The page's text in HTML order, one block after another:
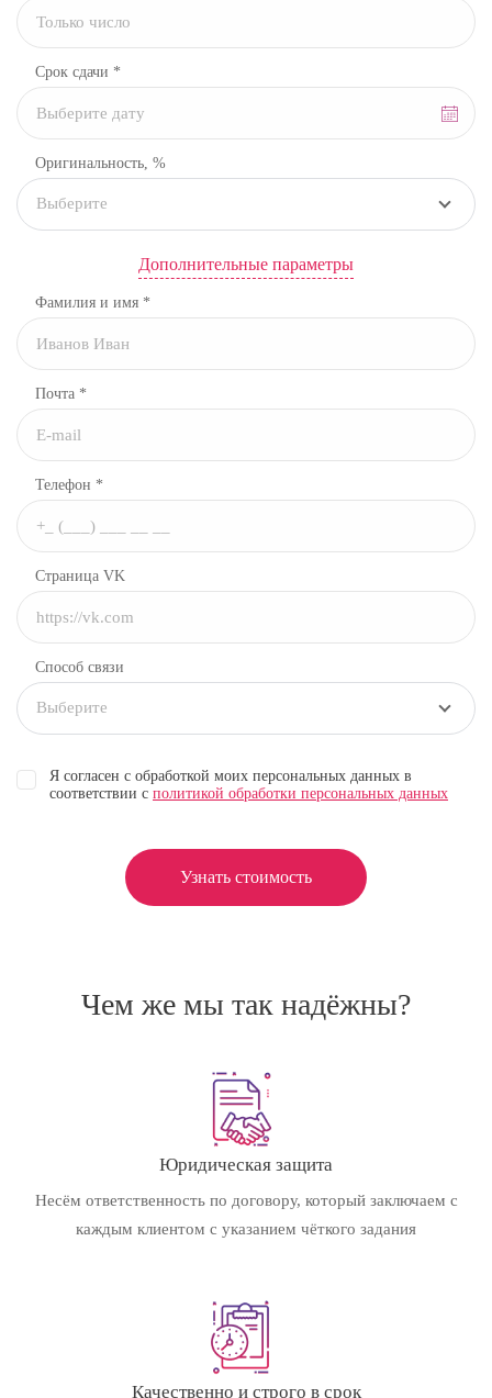
Срок сдачи *
Оригинальность, %
Выберите
Дополнительные параметры
Фамилия и имя *
Почта *
Телефон *
Страница VK
Способ связи
Выберите
Я согласен с обработкой моих персональных данных в
соответствии с политикой обработки персональных данных
Узнать стоимость
Чем же мы так надёжны?
Юридическая защита
Несём ответственность по договору, который заключаем с
каждым клиентом с указанием чёткого задания
Качественно и строго в срок